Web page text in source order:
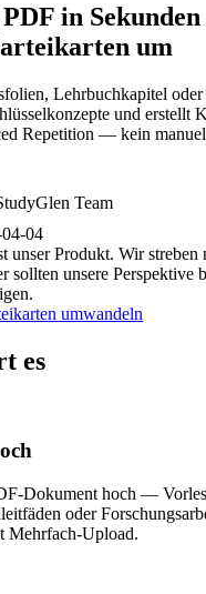
in
um
Lehrbuchkapitel
und erstellt
Repetition — kein
Team
04
unser Produkt. Wir streben
sollten unsere Perspektive
umwandeln
es
Dokument hoch —
oder
Mehrfach-Upload.